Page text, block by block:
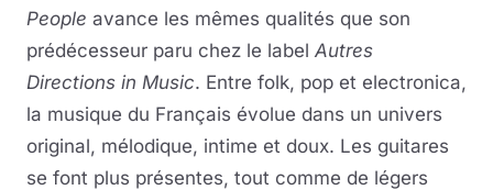
People avance les mêmes qualités que son
prédécesseur paru chez le label Autres
Directions in Music. Entre folk, pop et electronica,
la musique du Français évolue dans un univers
original, mélodique, intime et doux. Les guitares
se font plus présentes, tout comme de légers